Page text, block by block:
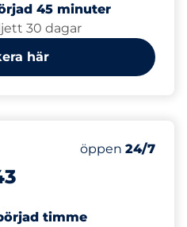
45 minuter
30 dagar
här
Antal
Totalt antal
Electric Car
Torsdag&nbsp
öppen 24/7
timme